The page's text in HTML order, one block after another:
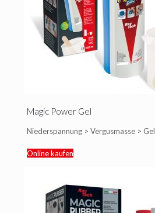
Magic Power Gel
Niederspannung > Vergusmasse > Gel
Online kaufen